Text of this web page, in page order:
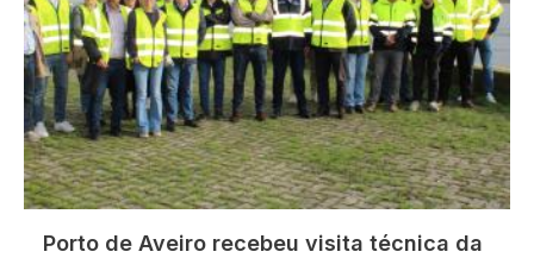
Porto de Aveiro recebeu visita técnica da